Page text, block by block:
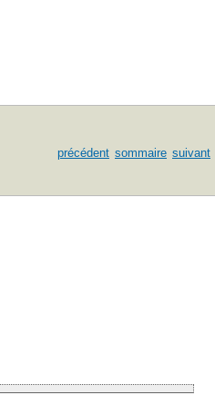
précédent sommaire suivant